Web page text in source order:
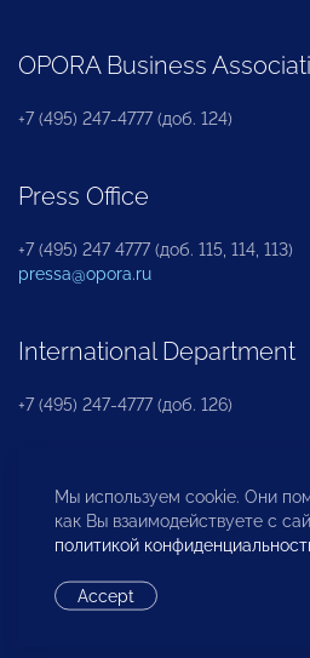
OPORA Business
+7 (495) 247-4777 (доб. 124)
Press Office
+7 (495) 247 4777 (доб. 115, 114, 113)
pressa@opora.ru
International Department
+7 (495) 247-4777 (доб. 126)
Business and
Department
Мы используем cookie. Они
как Вы взаимодействуете с
политикой
Accept